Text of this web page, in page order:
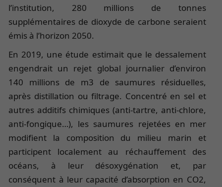
l’institution, 280 millions de tonnes
supplémentaires de dioxyde de carbone seraient
émis à l’horizon 2050.
En 2019, une étude estimait que le dessalement
engendrait un rejet global journalier d’environ
140 millions de m3 de saumures résiduelles,
après distillation ou filtrage. Concentré en sel et
autres additifs chimiques (anti-tartre, anti-chlore,
anti-fongique…), les saumures rejetées en mer
modifient la composition du milieu marin et
participent localement au réchauffement des
océans, à leur désoxygénation et, par
conséquent à leur capacité d’absorption en CO2,